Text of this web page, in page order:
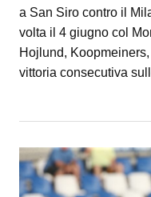
a San Siro contro il
volta il 4 giugno col
Hojlund,
vittoria consecutiva